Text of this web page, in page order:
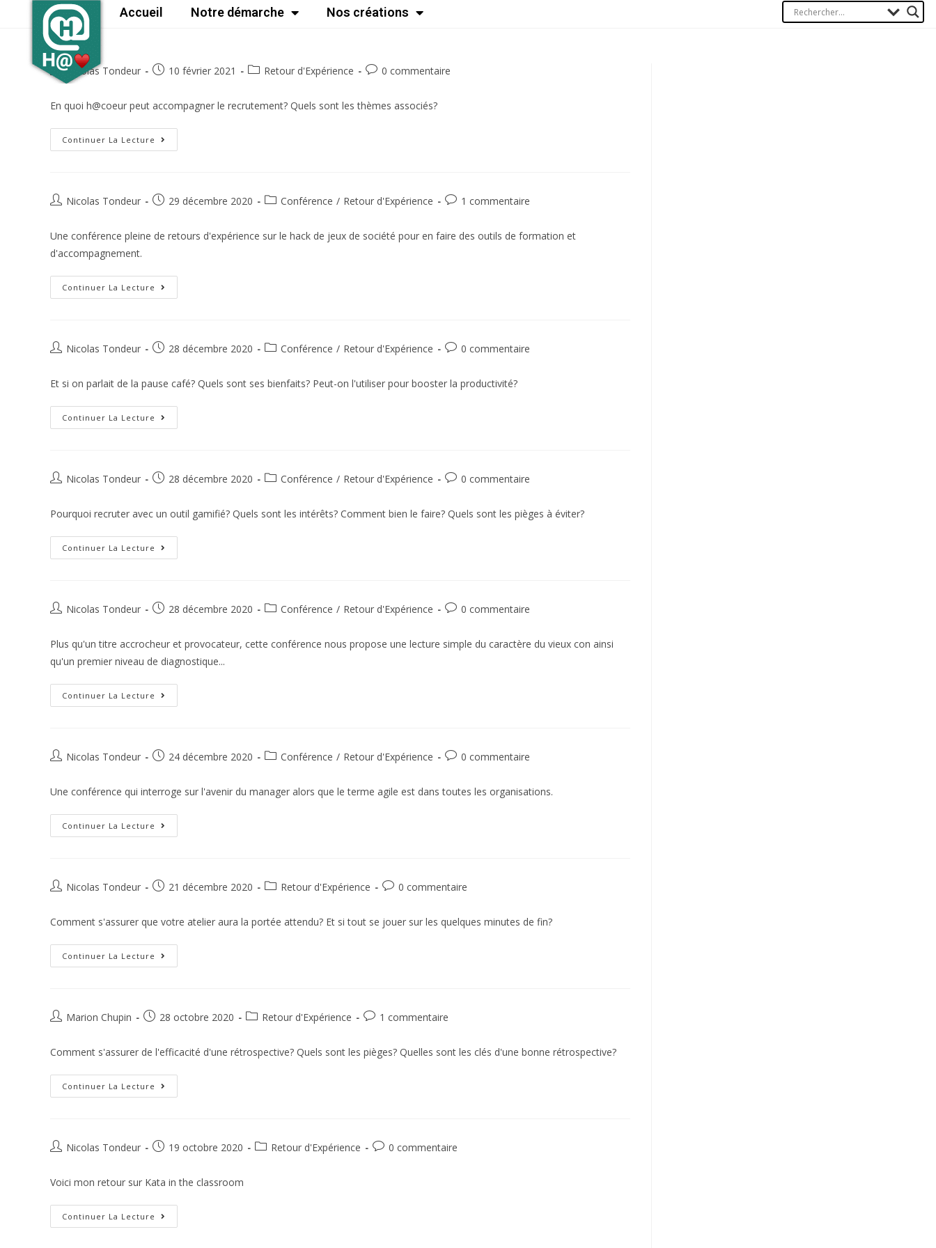
Accueil Notre démarche Nos créations
Nicolas Tondeur 10 février 2021 Retour d'Expérience 0 commentaire
En quoi h@coeur peut accompagner le recrutement? Quels sont les thèmes associés?
Continuer La Lecture
Nicolas Tondeur 29 décembre 2020 Conférence / Retour d'Expérience 1 commentaire
Une conférence pleine de retours d'expérience sur le hack de jeux de société pour en faire des outils de formation et
d'accompagnement.
Continuer La Lecture
Nicolas Tondeur 28 décembre 2020 Conférence / Retour d'Expérience 0 commentaire
Et si on parlait de la pause café? Quels sont ses bienfaits? Peut-on l'utiliser pour booster la productivité?
Continuer La Lecture
Nicolas Tondeur 28 décembre 2020 Conférence / Retour d'Expérience 0 commentaire
Pourquoi recruter avec un outil gamifié? Quels sont les intérêts? Comment bien le faire? Quels sont les pièges à éviter?
Continuer La Lecture
Nicolas Tondeur 28 décembre 2020 Conférence / Retour d'Expérience 0 commentaire
Plus qu'un titre accrocheur et provocateur, cette conférence nous propose une lecture simple du caractère du vieux con ainsi
qu'un premier niveau de diagnostique...
Continuer La Lecture
Nicolas Tondeur 24 décembre 2020 Conférence / Retour d'Expérience 0 commentaire
Une conférence qui interroge sur l'avenir du manager alors que le terme agile est dans toutes les organisations.
Continuer La Lecture
Nicolas Tondeur 21 décembre 2020 Retour d'Expérience 0 commentaire
Comment s'assurer que votre atelier aura la portée attendu? Et si tout se jouer sur les quelques minutes de fin?
Continuer La Lecture
Marion Chupin 28 octobre 2020 Retour d'Expérience 1 commentaire
Comment s'assurer de l'efficacité d'une rétrospective? Quels sont les pièges? Quelles sont les clés d'une bonne rétrospective?
Continuer La Lecture
Nicolas Tondeur 19 octobre 2020 Retour d'Expérience 0 commentaire
Voici mon retour sur Kata in the classroom
Continuer La Lecture